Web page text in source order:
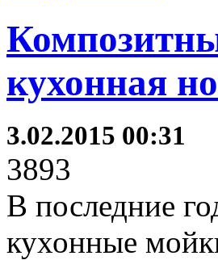
кухонная
3.02.2015 00:31
3893
В последние
кухонные